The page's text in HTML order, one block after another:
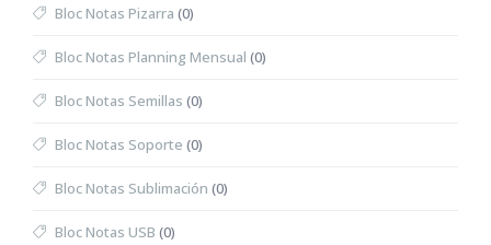
Bloc Notas Pizarra (0)
Bloc Notas Planning Mensual (0)
Bloc Notas Semillas (0)
Bloc Notas Soporte (0)
Bloc Notas Sublimación (0)
Bloc Notas USB (0)